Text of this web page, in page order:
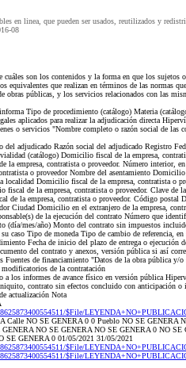
en linea, que pueden ser usados, reutilizados y
08
son los contenidos y la forma en que los sujetos
que realizan en términos de las normas
obras públicas, y los servicios relacionados con las
Tipo de procedimiento (catálogo) Materia
aplicados para realizar la adjudicación directa
o servicios "Nombre completo o razón social de las
adjudicado Razón social del adjudicado Registro
(catálogo) Domicilio fiscal de la empresa,
empresa, contratista o proveedor. Número interior,
o proveedor Nombre del asentamiento
localidad Domicilio fiscal de la empresa, contratista o
de la empresa, contratista o proveedor. Clave de
de la empresa, contratista o proveedor. Código postal
Ciudad Domicilio en el extranjero de la empresa,
de la ejecución del contrato Número que
(día/mes/año) Monto del contrato sin impuestos
Tipo de moneda Tipo de cambio de referencia,
Fecha de inicio del plazo de entrega o ejecución
del contrato y anexos, versión pública si así
de financiamiento "Datos de la obra pública y/
de la contratación
los informes de avance físico en versión pública
contrato sin efectos concluido con anticipación o
actualización Nota
$File/
NO SE GENERA 0 0 Pueblo NO SE GENERA
NO SE GENERA NO SE GENERA 0 NO SE
SE GENERA 0 01/05/2021 31/05/2021
$File/
$File/